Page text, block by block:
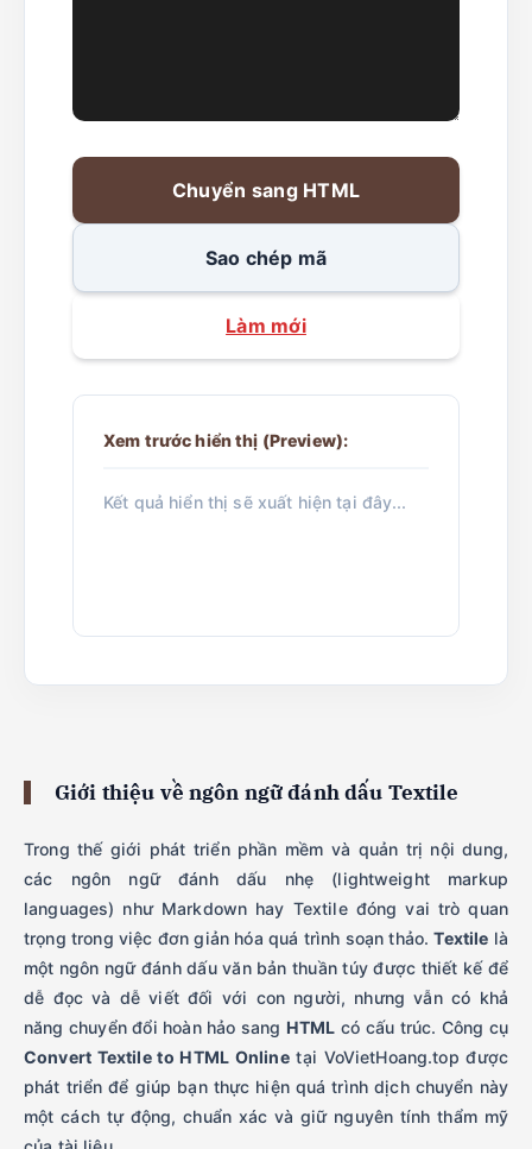
Chuyển sang HTML
Sao chép mã
Làm mới
Xem trước hiển thị (Preview):
Kết quả hiển thị sẽ xuất hiện tại đây...
Giới thiệu về ngôn ngữ đánh dấu Textile
Trong thế giới phát triển phần mềm và quản trị nội dung,
các ngôn ngữ đánh dấu nhẹ (lightweight markup
languages) như Markdown hay Textile đóng vai trò quan
trọng trong việc đơn giản hóa quá trình soạn thảo.Textile là
một ngôn ngữ đánh dấu văn bản thuần túy được thiết kế để
dễ đọc và dễ viết đối với con người, nhưng vẫn có khả
năng chuyển đổi hoàn hảo sang HTML có cấu trúc. Công cụ
Convert Textile to HTML Onlinetại VoVietHoang.top được
phát triển để giúp bạn thực hiện quá trình dịch chuyển này
một cách tự động, chuẩn xác và giữ nguyên tính thẩm mỹ